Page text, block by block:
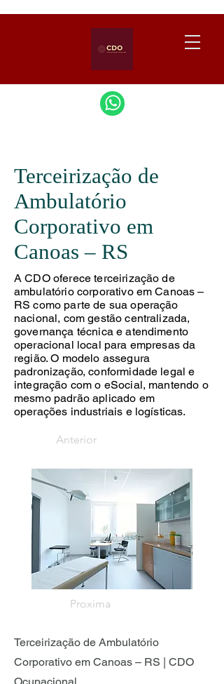
Terceirização de
Ambulatório
Corporativo em
Canoas – RS
A CDO oferece terceirização de
ambulatório corporativo em Canoas –
RS como parte de sua operação
nacional, com gestão centralizada,
governança técnica e atendimento
operacional local para empresas da
região. O modelo assegura
padronização, conformidade legal e
integração com o eSocial, mantendo o
mesmo padrão aplicado em
operações industriais e logísticas.
Anterior
Proxima
Terceirização de Ambulatório
Corporativo em Canoas – RS | CDO